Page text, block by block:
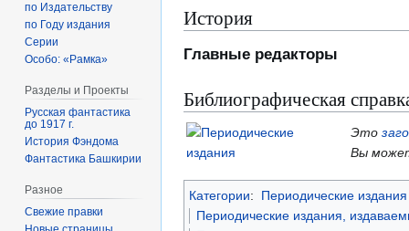
История
Главные редакторы
Библиографическая
Это
Вы
Категории:
Периодические
Периодические издания,
по Издательству
по Году издания
Серии
Особо: «Рамка»
Разделы и Проекты
Русская фантастика
до 1917 г.
История Фэндома
Фантастика Башкирии
Разное
Свежие правки